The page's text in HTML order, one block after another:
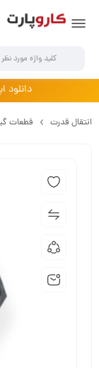
دانلود
انتقال قدرت قطعات